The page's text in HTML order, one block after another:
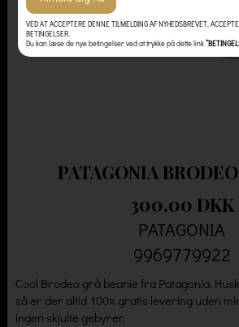
PATAGONIA
300.00 DKK
PATAGONIA
9969779922
Cool Brodeo grå beanie fra Patagonia.
så er der altid 100% gratis levering uden
ingen skjulte gebyrer.
VED AT ACCEPTERE DENNE TILMELDING AF NYHEDSBREVET,
BETINGELSER.
Du kan læse de nye betingelser ved at trykke på dette link